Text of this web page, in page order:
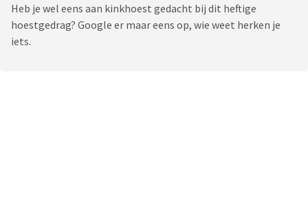
Heb je wel eens aan kinkhoest gedacht bij dit heftige
hoestgedrag? Google er maar eens op, wie weet herken je
iets.